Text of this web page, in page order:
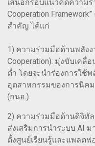
เสนอกรอบแนวคิดความร่
Cooperation
สำคัญ ได้แก่
1) ความร่วมมือด้านพลังง
Cooperation): มุ่งขับเค
ต่ำ โดยจะนำร่องการใช้
อุตสาหกรรมของการนิค
(กนอ.)
2) ความร่วมมือด้านดิจิทัล
ส่งเสริมการนำระบบ AI
ตั้งศูนย์เรียนรู้และแพลตฟ